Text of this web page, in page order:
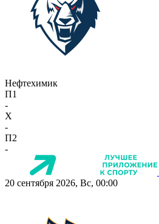
Нефтехимик
П1
-
X
-
П2
-
20 сентября 2026, Вс, 00:00